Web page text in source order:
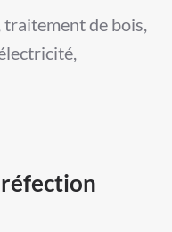
traitement de bois,